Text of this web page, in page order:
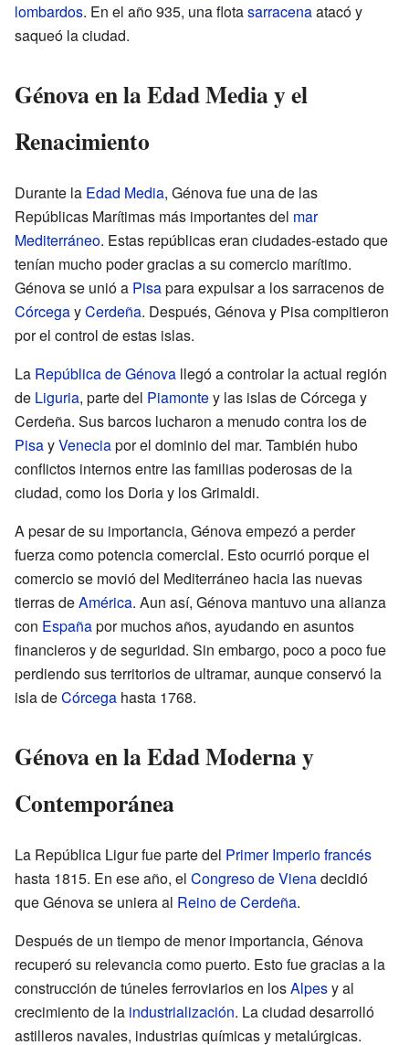
lombardos. En el año 935, una flotasarracenaatacó y
saqueó la ciudad.
Génova en la Edad Media y el
Renacimiento
Durante la Edad Media, Génova fue una de las
Repúblicas Marítimas más importantes del mar
Mediterráneo. Estas repúblicas eran ciudades-estado que
tenían mucho poder gracias a su comercio marítimo.
Génova se unió a Pisapara expulsar a los sarracenos de
CórcegayCerdeña. Después, Génova y Pisa compitieron
por el control de estas islas.
La República de Génova llegó a controlar la actual región
de Liguria, parte del Piamontey las islas de Córcega y
Cerdeña. Sus barcos lucharon a menudo contra los de
PisayVeneciapor el dominio del mar. También hubo
conflictos internos entre las familias poderosas de la
ciudad, como los Doria y los Grimaldi.
A pesar de su importancia, Génova empezó a perder
fuerza como potencia comercial. Esto ocurrió porque el
comercio se movió del Mediterráneo hacia las nuevas
tierras deAmérica. Aun así, Génova mantuvo una alianza
con Españapor muchos años, ayudando en asuntos
financieros y de seguridad. Sin embargo, poco a poco fue
perdiendo sus territorios de ultramar, aunque conservó la
isla deCórcega hasta 1768.
Génova en la Edad Moderna y
Contemporánea
La República Ligur fue parte del Primer Imperio francés
hasta 1815. En ese año, el Congreso de Vienadecidió
que Génova se uniera al Reino de Cerdeña.
Después de un tiempo de menor importancia, Génova
recuperó su relevancia como puerto. Esto fue gracias a la
construcción de túneles ferroviarios en losAlpesy al
crecimiento de la industrialización. La ciudad desarrolló
astilleros navales, industrias químicas y metalúrgicas.